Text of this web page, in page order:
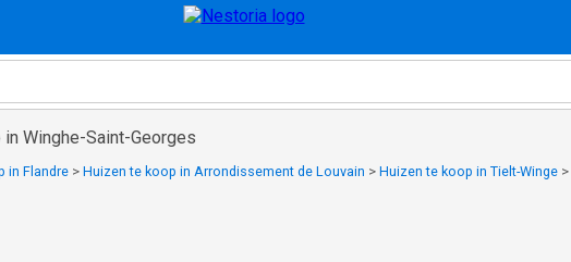
Winghe-Saint-Georges
in Flandre > Huizen te koop in Arrondissement de Louvain > Huizen te koop in Tielt-Winge >